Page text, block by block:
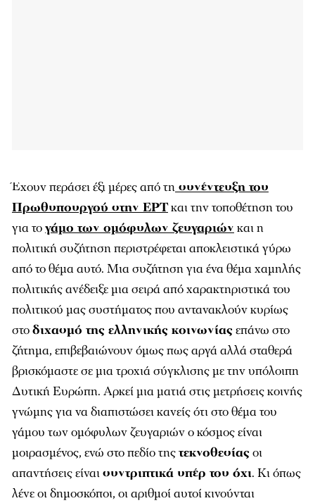
Έχουν περάσει έξι μέρες από τη συνέντευξη του
Πρωθυπουργού στην ΕΡΤκαι την τοποθέτηση του
για τογάμο των ομόφυλων ζευγαριών και η
πολιτική συζήτηση περιστρέφεται αποκλειστικά γύρω
από το θέμα αυτό. Μια συζήτηση για ένα θέμα χαμηλής
πολιτικής ανέδειξε μια σειρά από χαρακτηριστικά του
πολιτικού μας συστήματος που αντανακλούν κυρίως
στοδιχασμό της ελληνικής κοινωνίαςεπάνω στο
ζήτημα, επιβεβαιώνουν όμως πως αργά αλλά σταθερά
βρισκόμαστε σε μια τροχιά σύγκλισης με την υπόλοιπη
Δυτική Ευρώπη. Αρκεί μια ματιά στις μετρήσεις κοινής
γνώμης για να διαπιστώσει κανείς ότι στο θέμα του
γάμου των ομόφυλων ζευγαριών ο κόσμος είναι
μοιρασμένος, ενώ στο πεδίο τηςτεκνοθεσίαςοι
απαντήσεις είναισυντριπτικά υπέρ του όχι. Κι όπως
λένε οι δημοσκόποι, οι αριθμοί αυτοί κινούνται